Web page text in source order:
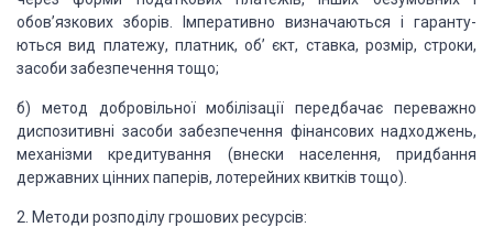
обов’язкових зборів. Імперативно визначаються і гаранту­
ються вид платежу, платник, об’ єкт, ставка, розмір, строки,
засоби забезпечення тощо;
б) метод добровільної мобілізації передбачає переважно
диспози­тивні засоби забезпечення фінансових надходжень,
механізми креди­тування (внески населення, придбання
державних цінних паперів, лотерейних квитків тощо).
2. Методи розподілу грошових ресурсів: